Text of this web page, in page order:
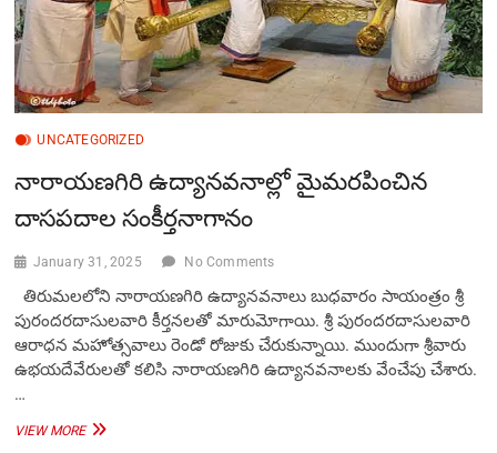
UNCATEGORIZED
నారాయ‌ణ‌గిరి ఉద్యాన‌వ‌నాల్లో మైమ‌ర‌పించిన
దాసప‌దాల‌ సంకీర్త‌నాగానం
January 31, 2025 No Comments
తిరుమలలోని నారాయణగిరి ఉద్యానవనాలు బుధవారం సాయంత్రం శ్రీ
పురందరదాసులవారి కీర్తనలతో మారుమోగాయి. శ్రీ పురందరదాసులవారి
ఆరాధన మహోత్సవాలు రెండో రోజుకు చేరుకున్నాయి. ముందుగా శ్రీవారు
ఉభయదేవేరులతో కలిసి నారాయణగిరి ఉద్యానవనాలకు వేంచేపు చేశారు.
…
VIEW MOREనారాయ‌ణ‌గిరి